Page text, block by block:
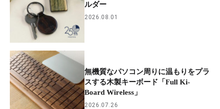
ルダー
2026.08.01
無機質なパソコン周りに温もりをプラ
スする木製キーボード「Full Ki-
Board Wireless」
2026.07.26